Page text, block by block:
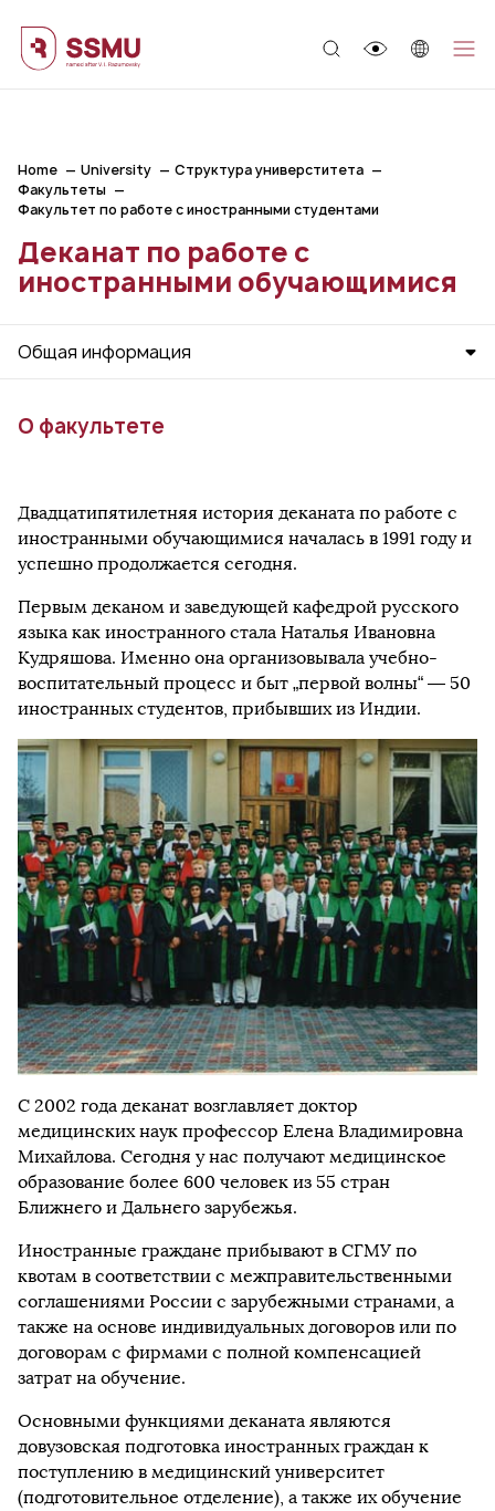
Home University
Структура универститета
Факультеты
Факультет по работе с иностранными студентами
Деканат по работе с
иностранными обучающимися
Общая информация
О факультете
Двадцатипятилетняя история деканата по работе с
иностранными обучающимися началась в 1991 году и
успешно продолжается сегодня.
Первым деканом и заведующей кафедрой русского
языка как иностранного стала Наталья Ивановна
Кудряшова. Именно она организовывала учебно-
воспитательный процесс и быт „первой волны“ — 50
иностранных студентов, прибывших из Индии.
С 2002 года деканат возглавляет доктор
медицинских наук профессор Елена Владимировна
Михайлова. Сегодня у нас получают медицинское
образование более 600 человек из 55 стран
Ближнего и Дальнего зарубежья.
Иностранные граждане прибывают в СГМУ по
квотам в соответствии с межправительственными
соглашениями России с зарубежными странами, а
также на основе индивидуальных договоров или по
договорам с фирмами с полной компенсацией
затрат на обучение.
Основными функциями деканата являются
довузовская подготовка иностранных граждан к
поступлению в медицинский университет
(подготовительное отделение), а также их обучение